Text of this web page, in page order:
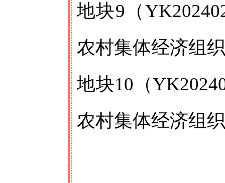
地块9（
农村集体经济组
地块10（
农村集体经济组